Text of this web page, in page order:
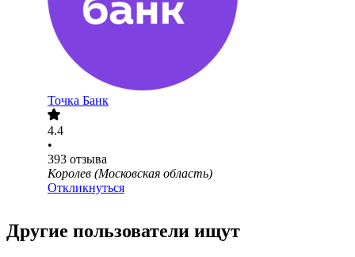
Точка Банк
4.4
•
393 отзыва
Королев (Московская область)
Откликнуться
Другие пользователи ищут